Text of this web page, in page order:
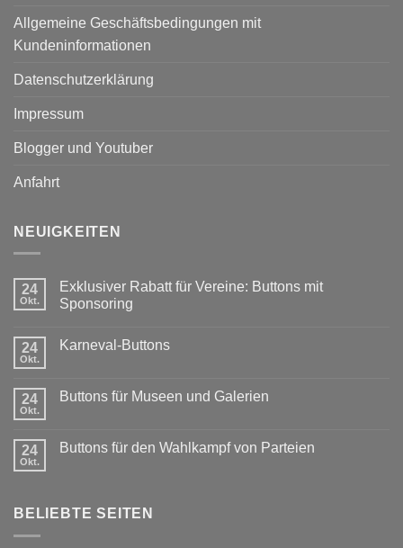
Allgemeine Geschäftsbedingungen mit
Kundeninformationen
Datenschutzerklärung
Impressum
Blogger und Youtuber
Anfahrt
NEUIGKEITEN
24
Okt.
Exklusiver Rabatt für Vereine: Buttons mit
Sponsoring
zu
Vereine:
Buttons
24
Okt.
Karneval-Buttons
Karneval-
24
Okt.
Buttons für Museen und Galerien
Buttons
24
Okt.
Buttons für den Wahlkampf von Parteien
für
BELIEBTE SEITEN